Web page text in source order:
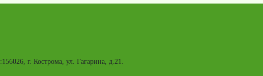
:156026, г. Кострома, ул. Гагарина, д.21.